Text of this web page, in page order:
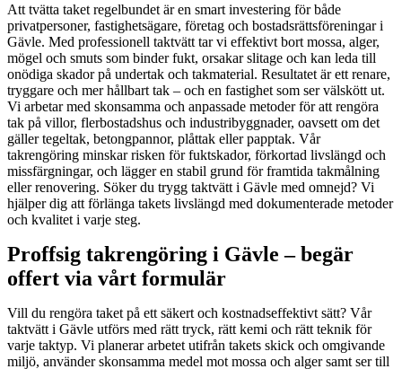
Att tvätta taket regelbundet är en smart investering för både
privatpersoner, fastighetsägare, företag och bostadsrättsföreningar i
Gävle. Med professionell taktvätt tar vi effektivt bort mossa, alger,
mögel och smuts som binder fukt, orsakar slitage och kan leda till
onödiga skador på undertak och takmaterial. Resultatet är ett renare,
tryggare och mer hållbart tak – och en fastighet som ser välskött ut.
Vi arbetar med skonsamma och anpassade metoder för att rengöra
tak på villor, flerbostadshus och industribyggnader, oavsett om det
gäller tegeltak, betongpannor, plåttak eller papptak. Vår
takrengöring minskar risken för fuktskador, förkortad livslängd och
missfärgningar, och lägger en stabil grund för framtida takmålning
eller renovering. Söker du trygg taktvätt i Gävle med omnejd? Vi
hjälper dig att förlänga takets livslängd med dokumenterade metoder
och kvalitet i varje steg.
Proffsig takrengöring i Gävle – begär
offert via vårt formulär
Vill du rengöra taket på ett säkert och kostnadseffektivt sätt? Vår
taktvätt i Gävle utförs med rätt tryck, rätt kemi och rätt teknik för
varje taktyp. Vi planerar arbetet utifrån takets skick och omgivande
miljö, använder skonsamma medel mot mossa och alger samt ser till